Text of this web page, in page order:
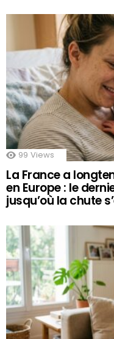
99 Views
La France a
en Europe : le
jusqu’où la chute